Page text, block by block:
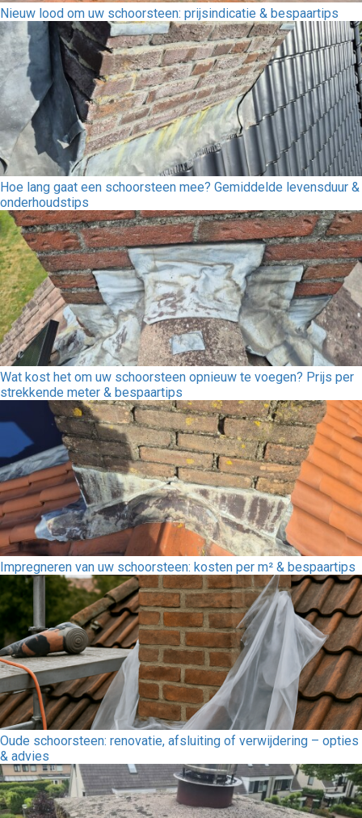
Nieuw lood om uw schoorsteen: prijsindicatie & bespaartips
Hoe lang gaat een schoorsteen mee? Gemiddelde levensduur &
onderhoudstips
Wat kost het om uw schoorsteen opnieuw te voegen? Prijs per
strekkende meter & bespaartips
Impregneren van uw schoorsteen: kosten per m² & bespaartips
Oude schoorsteen: renovatie, afsluiting of verwijdering – opties
& advies